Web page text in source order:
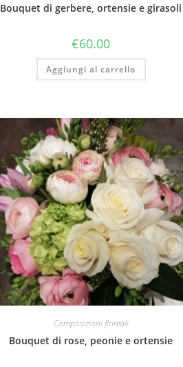
Bouquet di gerbere, ortensie e girasoli
€60.00
Aggiungi al carrello
Composizioni floreali
Bouquet di rose, peonie e ortensie